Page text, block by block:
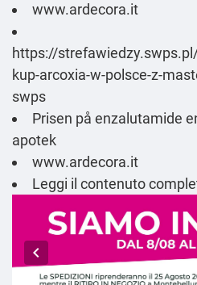
www.ardecora.it
https://
kup-arcoxia-w-polsce-z-
swps
Prisen på enzalutamide
apotek
www.ardecora.it
Leggi il contenuto